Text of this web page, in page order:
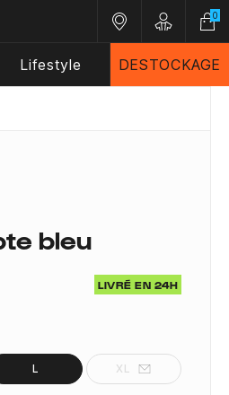
Nos magasins
Customer
0
Lifestyle DESTOCKAGE
bleu
LIVRÉ EN 24H
L XL